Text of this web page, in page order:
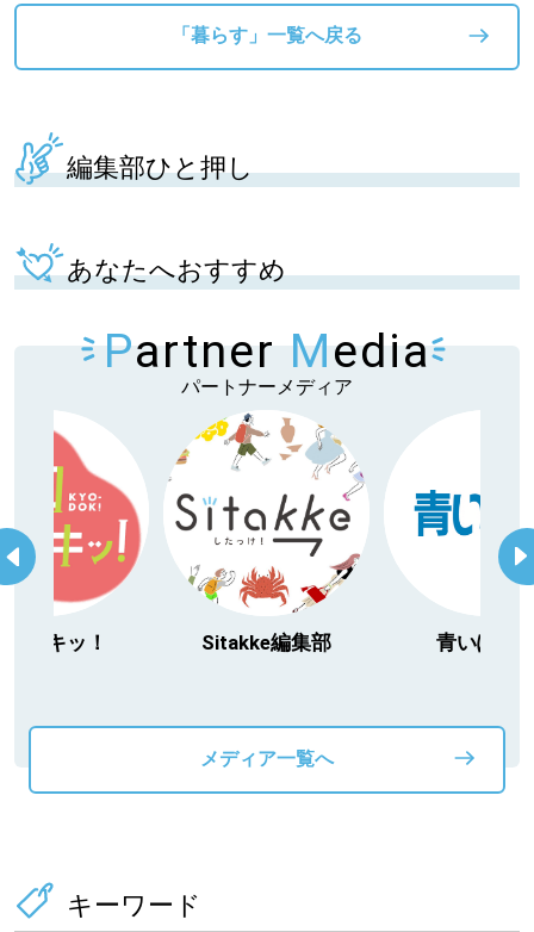
「暮らす」一覧へ戻る
編集部ひと押し
あなたへおすすめ
Partner Media
パートナーメディア
編集部 青いぽすと
「北海道３大
メディア一覧へ
キーワード